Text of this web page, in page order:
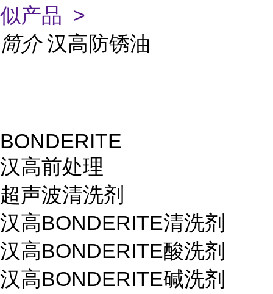
似产品 >
简介 汉高防锈油
BONDERITE
汉高前处理
超声波清洗剂
汉高BONDERITE清洗剂
汉高BONDERITE酸洗剂
汉高BONDERITE碱洗剂